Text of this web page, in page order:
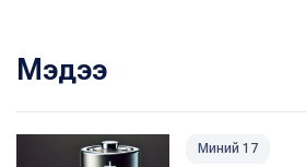
Мэдээ
Миний 17